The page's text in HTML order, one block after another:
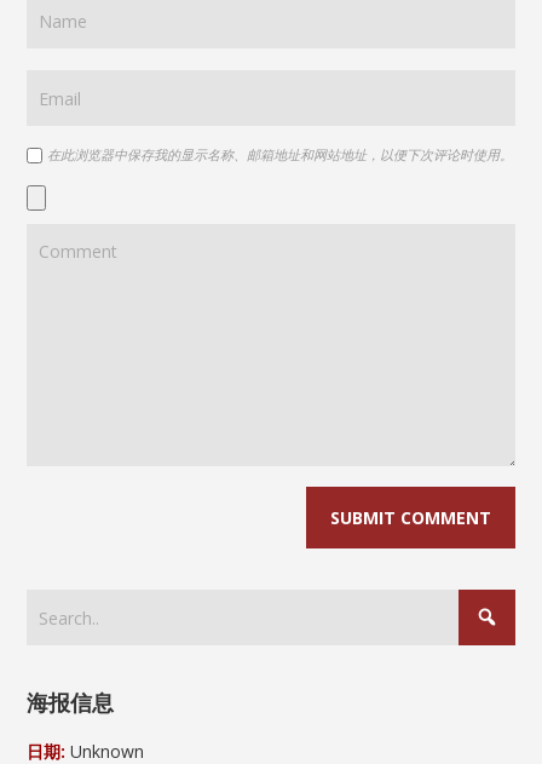
在此浏览器中保存我的显示名称、邮箱地址和网站地址，以便下次评论时使用。
海报信息
日期: Unknown